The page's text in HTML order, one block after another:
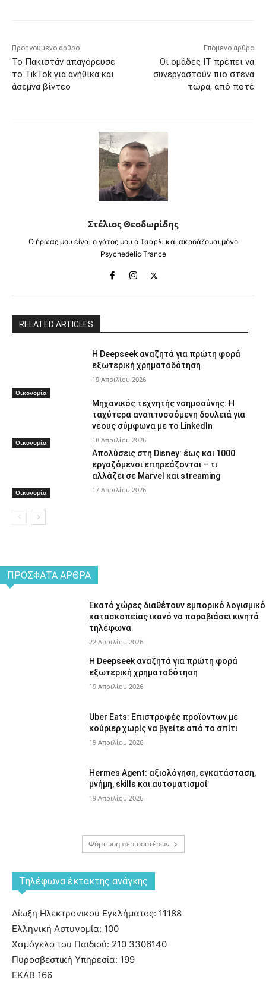
Προηγούμενο άρθρο
Το Πακιστάν απαγόρευσε
το TikTok για ανήθικα και
άσεμνα βίντεο
Επόμενο άρθρο
Οι ομάδες IT πρέπει να
συνεργαστούν πιο στενά
τώρα, από ποτέ
Στέλιος Θεοδωρίδης
Ο ήρωας μου είναι ο γάτος μου ο Τσάρλι και ακροάζομαι μόνο
Psychedelic Trance
RELATED ARTICLES
Οικονομία
Η Deepseek αναζητά για πρώτη φορά
εξωτερική χρηματοδότηση
19 Απριλίου 2026
Οικονομία
Μηχανικός τεχνητής νοημοσύνης: Η
ταχύτερα αναπτυσσόμενη δουλειά για
νέους σύμφωνα με το LinkedIn
18 Απριλίου 2026
Οικονομία
Απολύσεις στη Disney: έως και 1000
εργαζόμενοι επηρεάζονται – τι
αλλάζει σε Marvel και streaming
17 Απριλίου 2026
ΠΡΌΣΦΑΤΑ ΆΡΘΡΑ
Εκατό χώρες διαθέτουν εμπορικό λογισμικό
κατασκοπείας ικανό να παραβιάσει κινητά
τηλέφωνα
22 Απριλίου 2026
Η Deepseek αναζητά για πρώτη φορά
εξωτερική χρηματοδότηση
19 Απριλίου 2026
Uber Eats: Επιστροφές προϊόντων με
κούριερ χωρίς να βγείτε από το σπίτι
19 Απριλίου 2026
Hermes Agent: αξιολόγηση, εγκατάσταση,
μνήμη, skills και αυτοματισμοί
19 Απριλίου 2026
Φόρτωση περισσοτέρων
Tηλέφωνα έκτακτης ανάγκης
Δίωξη Ηλεκτρονικού Εγκλήματος: 11188
Ελληνική Αστυνομία: 100
Χαμόγελο του Παιδιού: 210 3306140
Πυροσβεστική Υπηρεσία: 199
ΕΚΑΒ 166